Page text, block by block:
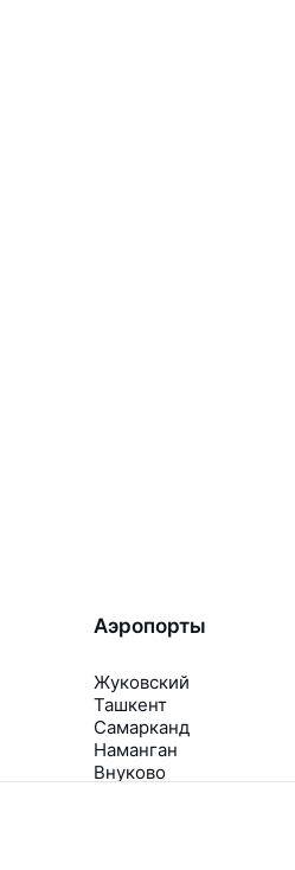
Аэропорты
Жуковский
Ташкент
Самарканд
Наманган
Внуково